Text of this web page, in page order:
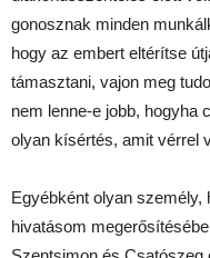
gonosznak minden
hogy az embert eltérítse
támasztani, vajon meg
nem lenne-e jobb, hogyha
olyan kísértés, amit vérrel
Egyébként olyan személy,
hivatásom